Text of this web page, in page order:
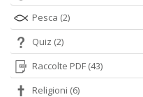
Pesca (2)
Quiz (2)
Raccolte PDF (43)
Religioni (6)